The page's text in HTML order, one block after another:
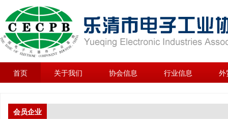
首页 关于我们 协会信息 行业信息 外
会员企业